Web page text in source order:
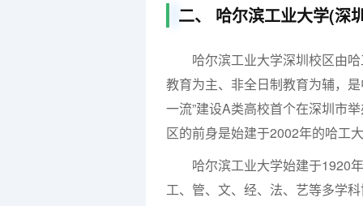
二、 哈尔滨工业大学(深
哈尔滨工业大学深圳校区由哈
教育为主、非全日制教育为辅，
一流”建设A类高校首个在深圳市
区的前身是始建于2002年的哈工
哈尔滨工业大学始建于1920年
工、管、文、经、法、艺等多学